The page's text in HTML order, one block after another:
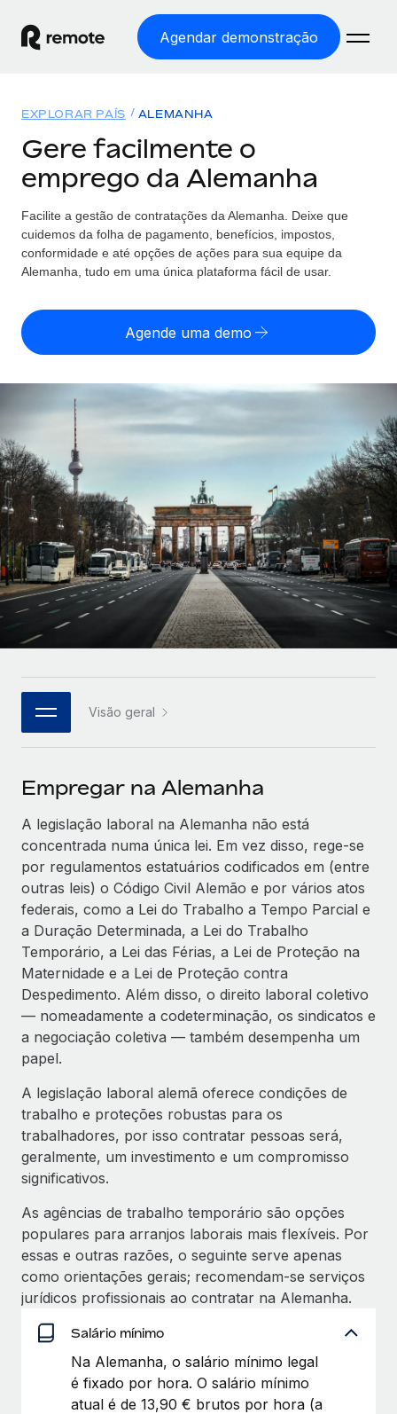
Agendar demonstração
EMPREGO GLOBAL
Processamento Salarial
Processamento salarial fácil e em conformidade
Employer of Record
entidades
globalmente
SERVICES
Perguntar a um especialista
Obtenha apoio especializado em RH e
conformidade globais
Soluções
COBERTURA GLOBAL
Explorador de países
Encontra apoio para emprego global por país
Comparar a Remote
Veja como nos comparamos com os outros
TORNE-SE NOSSO PARCEIRO
Parceiros tecnológicos estratégicos
Integre os RH globais na sua plataforma de forma
flexível
CASE STUDIES
Preçário
English
Deutsch
Español
Italiano
Português (Portugal)
日本語
한국어
中文（简体）
Início de sessão
EXPLORAR PAÍS ALEMANHA
Gere facilmente o
emprego da Alemanha
Facilite a gestão de contratações da Alemanha. Deixe que
cuidemos da folha de pagamento, benefícios, impostos,
conformidade e até opções de ações para sua equipe da
Alemanha, tudo em uma única plataforma fácil de usar.
Agende uma demo
Visão geral
Empregar na Alemanha
A legislação laboral na Alemanha não está
concentrada numa única lei. Em vez disso, rege-se
por regulamentos estatuários codificados em (entre
outras leis) o Código Civil Alemão e por vários atos
federais, como a Lei do Trabalho a Tempo Parcial e
a Duração Determinada, a Lei do Trabalho
Temporário, a Lei das Férias, a Lei de Proteção na
Maternidade e a Lei de Proteção contra
Despedimento. Além disso, o direito laboral coletivo
— nomeadamente a codeterminação, os sindicatos e
a negociação coletiva — também desempenha um
papel.
A legislação laboral alemã oferece condições de
trabalho e proteções robustas para os
trabalhadores, por isso contratar pessoas será,
geralmente, um investimento e um compromisso
significativos.
As agências de trabalho temporário são opções
populares para arranjos laborais mais flexíveis. Por
essas e outras razões, o seguinte serve apenas
como orientações gerais; recomendam-se serviços
jurídicos profissionais ao contratar na Alemanha.
Salário mínimo
Na Alemanha, o salário mínimo legal
é fixado por hora. O salário mínimo
atual é de 13,90 € brutos por hora (a